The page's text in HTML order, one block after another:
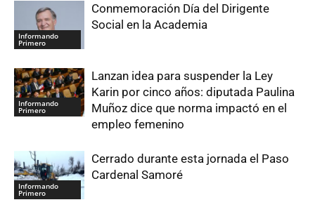
Informando
Primero
Conmemoración Día del Dirigente
Social en la Academia
Informando
Primero
Lanzan idea para suspender la Ley
Karin por cinco años: diputada Paulina
Muñoz dice que norma impactó en el
empleo femenino
Informando
Primero
Cerrado durante esta jornada el Paso
Cardenal Samoré